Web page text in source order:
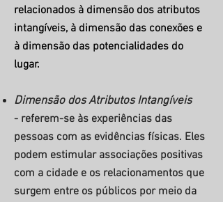
relacionados à dimensão dos atributos
intangíveis, à dimensão das conexões e
à dimensão das potencialidades do
lugar.
Dimensão dos Atributos Intangíveis
- referem-se às experiências das
pessoas com as evidências físicas. Eles
podem estimular associações positivas
com a cidade e os relacionamentos que
surgem entre os públicos por meio da